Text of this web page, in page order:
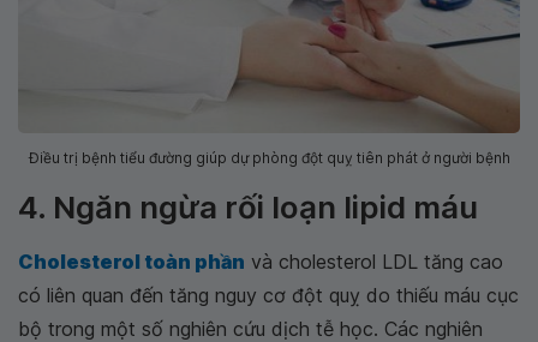
Điều trị bệnh tiểu đường giúp dự phòng đột quỵ tiên phát ở người bệnh
4. Ngăn ngừa rối loạn lipid máu
Cholesterol toàn phần và cholesterol LDL tăng cao
có liên quan đến tăng nguy cơ đột quỵ do thiếu máu cục
bộ trong một số nghiên cứu dịch tễ học. Các nghiên